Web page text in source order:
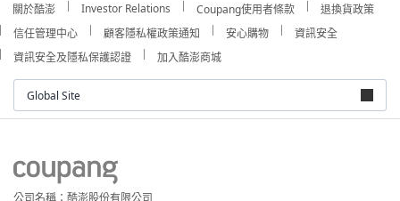
關於酷澎 Investor Relations Coupang使用者條款
退換貨政策
信任管理中心
顧客隱私權政策通知 安心購物
資訊安全
資訊安全及隱私保護認證
加入酷澎商城
Global Site
公司名稱：酷澎股份有限公司